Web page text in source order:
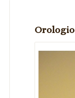
Orologio